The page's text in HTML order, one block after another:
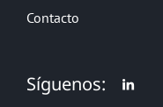
Contacto
Síguenos: